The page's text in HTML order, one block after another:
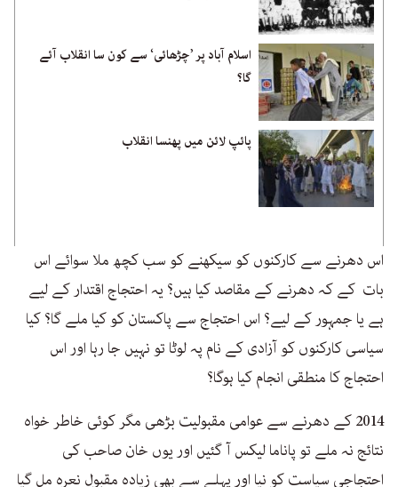
اسلام آباد پر ’چڑھائی‘ سے کون سا انقلاب آئے
گا؟
پائپ لائن میں پھنسا انقلاب
اس دھرنے سے کارکنوں کو سیکھنے کو سب کچھ ملا سوائے اس
بات کے کہ دھرنے کے مقاصد کیا ہیں؟ یہ احتجاج اقتدار کے لیے
ہے یا جمہور کے لیے؟ اس احتجاج سے پاکستان کو کیا ملے گا؟ کیا
سیاسی کارکنوں کو آزادی کے نام پہ لوٹا تو نہیں جا رہا اور اس
احتجاج کا منطقی انجام کیا ہوگا؟
2014 کے دھرنے سے عوامی مقبولیت بڑھی مگر کوئی خاطر خواہ
نتائج نہ ملے تو پاناما لیکس آ گئیں اور یوں خان صاحب کی
احتجاجی سیاست کو نیا اور پہلے سے بھی زیادہ مقبول نعرہ مل گیا